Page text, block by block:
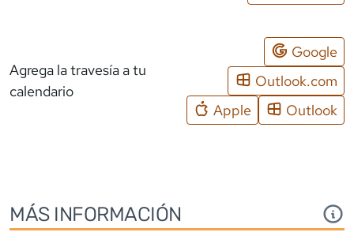
Agrega la travesía a tu
calendario
Google
Outlook.com
Apple
Outlook
MÁS INFORMACIÓN